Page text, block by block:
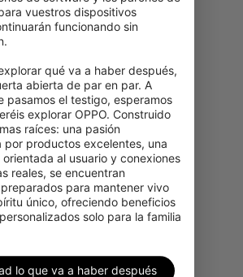
vuestros dispositivos
funcionando sin
qué va a haber después,
abierta de par en par. A
pasamos el testigo, esperamos
explorar OPPO. Construido
raíces: una pasión
por productos excelentes, una
al usuario y conexiones
reales, se encuentran
para mantener vivo
único, ofreciendo beneficios
solo para la familia
lo que va a haber después